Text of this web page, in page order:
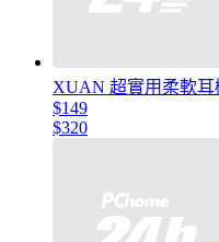
XUAN 超實用柔軟耳
$149
$320